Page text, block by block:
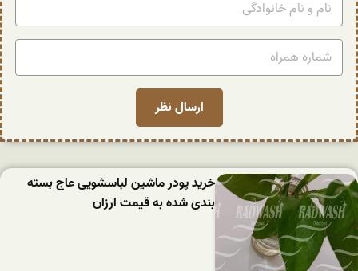
خرید پودر ماشین لباسشویی عاج بسته
بندی شده به قیمت ارزان